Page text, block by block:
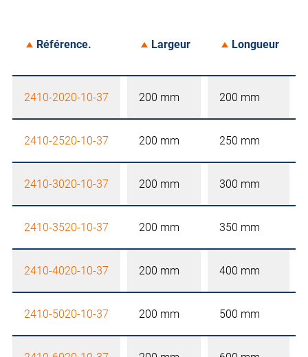
Référence. Largeur Longueur
2410-2020-10-37 200 mm 200 mm
2410-2520-10-37 200 mm 250 mm
2410-3020-10-37 200 mm 300 mm
2410-3520-10-37 200 mm 350 mm
2410-4020-10-37 200 mm 400 mm
2410-5020-10-37 200 mm 500 mm